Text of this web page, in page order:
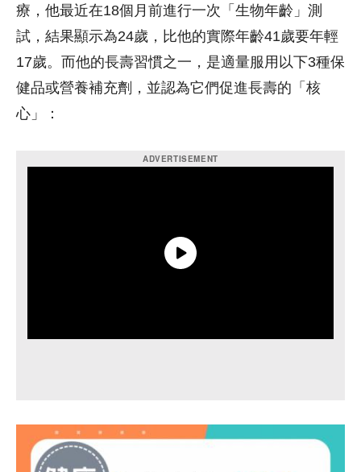
療，他最近在18個月前進行一次「生物年齡」測
試，結果顯示為24歲，比他的實際年齡41歲要年輕
17歲。而他的長壽習慣之一，是適量服用以下3種保
健品或營養補充劑，並認為它們促進長壽的「核
心」：